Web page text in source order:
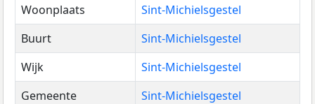
Woonplaats
Sint-Michielsgestel
Buurt
Sint-Michielsgestel
Wijk
Sint-Michielsgestel
Gemeente
Sint-Michielsgestel